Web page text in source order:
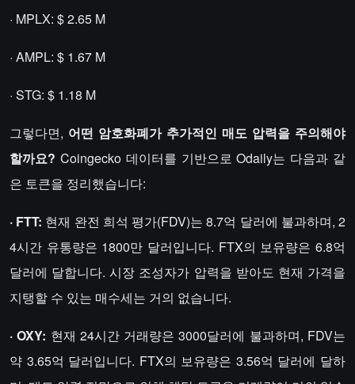
· MPLX: $ 2.65 M
· AMPL: $ 1.67 M
· STG: $ 1.18 M
그렇다면, 어떤 암호화폐가 추가적인 매도 압력을 주의해야
할까요? Coingecko 데이터를 기반으로 Odaily는 다음과 같
은 토큰을 정리했습니다:
· FTT: 현재 완전 희석 평가(FDV)는 8.7억 달러에 불과하며, 2
4시간 유통량은 1800만 달러입니다. FTX의 보유량은 6.8억
달러에 달합니다. 시장 조성자가 압력을 받아도 현재 가격을
지탱할 수 있는 매수세는 거의 없습니다.
· OXY: 현재 24시간 거래량은 3000달러에 불과하며, FDV는
약 3.65억 달러입니다. FTX의 보유량은 3.56억 달러에 달하